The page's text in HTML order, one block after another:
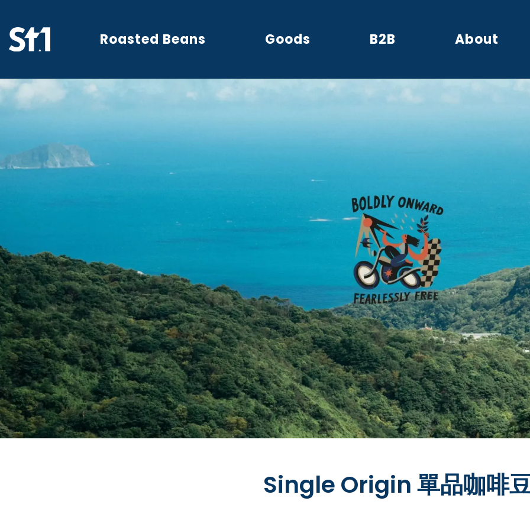
Roasted Beans Goods B2B About
Single Origin 單品咖啡